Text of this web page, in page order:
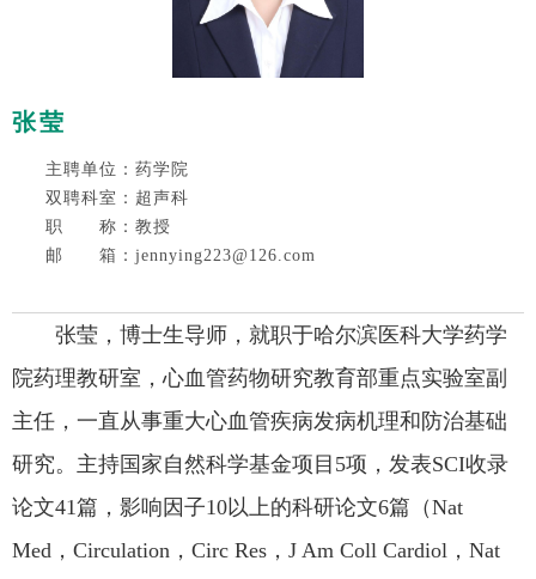
张莹
主聘单位：药学院
双聘科室：超声科
职 称：教授
邮 箱：jennying223@126.com
张莹，博士生导师，就职于哈尔滨医科大学药学
院药理教研室，心血管药物研究教育部重点实验室副
主任，一直从事重大心血管疾病发病机理和防治基础
研究。主持国家自然科学基金项目5项，发表SCI收录
论文41篇，影响因子10以上的科研论文6篇（Nat
Med，Circulation，Circ Res，J Am Coll Cardiol，Nat